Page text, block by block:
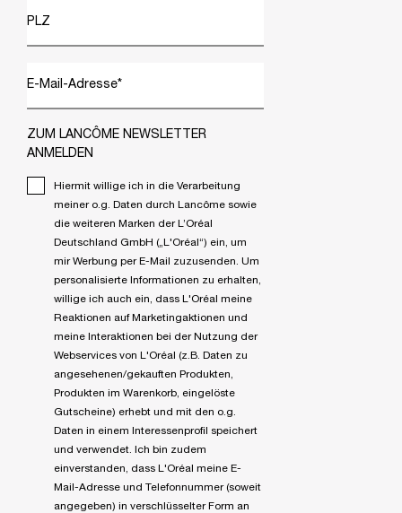
PLZ
E-Mail-Adresse*
ZUM LANCÔME NEWSLETTER
ANMELDEN
Hiermit willige ich in die Verarbeitung
meiner o.g. Daten durch Lancôme sowie
die weiteren Marken der L’Oréal
Deutschland GmbH („L'Oréal“) ein, um
mir Werbung per E-Mail zuzusenden. Um
personalisierte Informationen zu erhalten,
willige ich auch ein, dass L'Oréal meine
Reaktionen auf Marketingaktionen und
meine Interaktionen bei der Nutzung der
Webservices von L'Oréal (z.B. Daten zu
angesehenen/gekauften Produkten,
Produkten im Warenkorb, eingelöste
Gutscheine) erhebt und mit den o.g.
Daten in einem Interessenprofil speichert
und verwendet. Ich bin zudem
einverstanden, dass L'Oréal meine E-
Mail-Adresse und Telefonnummer (soweit
angegeben) in verschlüsselter Form an